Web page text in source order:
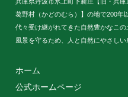
兵庫県丹波市氷上町下新庄【旧・兵庫
葛野村（かどのむら）】の地で200年
代々受け継がれてきた自然豊かなこ
風景を守るため、人と自然にやさしい
ホーム
公式ホームページ